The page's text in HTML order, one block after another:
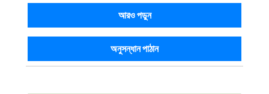
আরও পড়ুন
অনুসন্ধান পাঠান